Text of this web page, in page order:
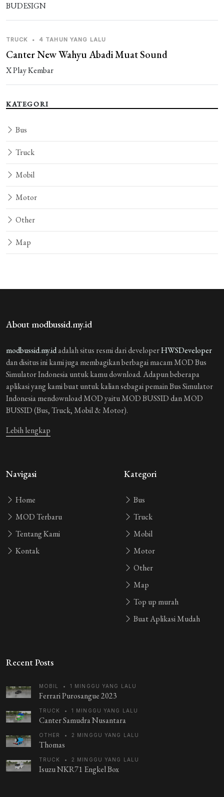
BUDESIGN
TRUCK • 4 TAHUN YANG LALU
Canter New Wahyu Abadi Muat Sound
X Play Kembar
KATEGORI
Bus
Truck
Mobil
Motor
Other
Map
About modbussid.my.id
modbussid.my.idadalah situs resmi dari developerHWSDeveloper
dan disitus ini kami juga membagikan berbagai macam MOD Bus
Simulator Indonesia untuk kamu download. Adapun beberapa
aplikasi yang kami buat untuk kalian sebagai pemain Bus Simulator
Indonesia mendownload MOD yaitu MOD BUSSID dan MOD
BUSSID (Bus, Truck, Mobil & Motor).
Lebih lengkap
Navigasi
Home
MOD Terbaru
Tentang Kami
Kontak
Kategori
Bus
Truck
Mobil
Motor
Other
Map
Top up murah
Buat Aplikasi Mudah
Recent Posts
MOBIL • 1 MINGGU YANG LALU
Ferrari Purosangue 2023
TRUCK • 1 MINGGU YANG LALU
Canter Samudra Nusantara
OTHER • 2 MINGGU YANG LALU
Thomas
TRUCK • 2 MINGGU YANG LALU
Isuzu NKR71 Engkel Box